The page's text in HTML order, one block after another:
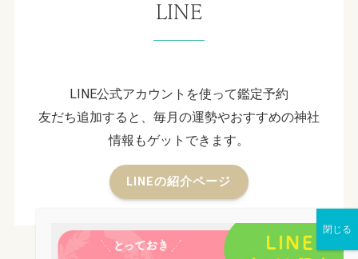
LINE
LINE公式アカウントを使って鑑定予約
友だち追加すると、毎月の運勢やおすすめの神社
情報もゲットできます。
LINEの紹介ページ